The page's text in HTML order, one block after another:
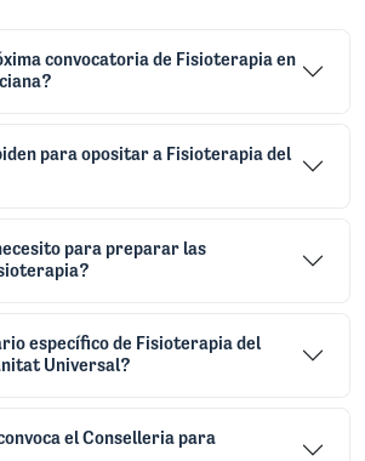
convocatoria de Fisioterapia en
para opositar a Fisioterapia del
para preparar las
específico de Fisioterapia del
Universal?
el Conselleria para